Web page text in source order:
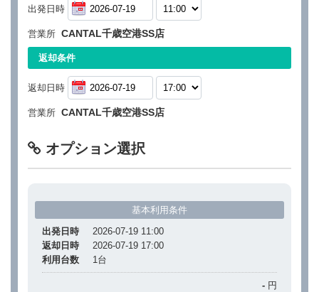
出発日時
営業所 CANTAL千歳空港SS店
返却条件
返却日時
営業所 CANTAL千歳空港SS店
オプション選択
基本利用条件
出発日時
2026-07-19 11:00
返却日時
2026-07-19 17:00
利用台数
1台
- 円